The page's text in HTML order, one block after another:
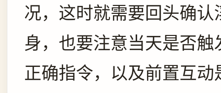
况，这时就需要回头确
身，也要注意当天是否
正确指令，以及前置互